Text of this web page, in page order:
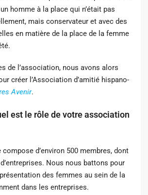
homme à la place qui n’était pas
mais conservateur et avec des
en matière de la place de la femme
de l’association, nous avons alors
créer l’Association d’amitié hispano-
Avenir.
est le rôle de votre association
compose d’environ 500 membres, dont
Nous nous battons pour
des femmes au sein de la
dans les entreprises.